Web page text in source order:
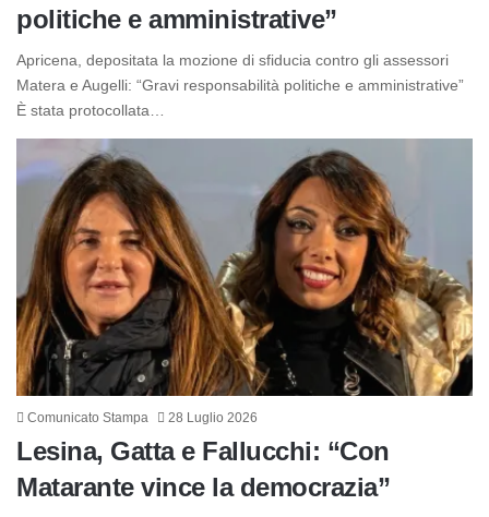
politiche e amministrative”
Apricena, depositata la mozione di sfiducia contro gli assessori
Matera e Augelli: “Gravi responsabilità politiche e amministrative”
È stata protocollata…
Comunicato Stampa 28 Luglio 2026
Lesina, Gatta e Fallucchi: “Con
Matarante vince la democrazia”